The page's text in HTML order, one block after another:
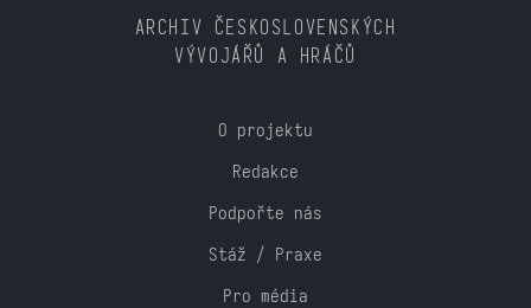
ARCHIV ČESKOSLOVENSKÝCH
VÝVOJÁŘŮ A HRÁČŮ
O projektu
Redakce
Podpořte nás
Stáž / Praxe
Pro média